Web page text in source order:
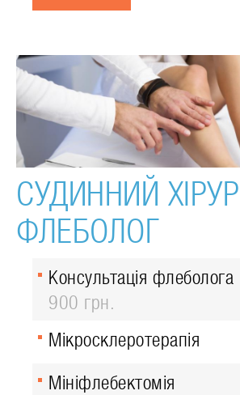
СУДИННИЙ
ФЛЕБОЛОГ
Консультація флеболога
900 грн.
Мікросклеротерапія
Мініфлебектомія